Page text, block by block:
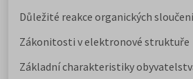
Důležité reakce organických
Zákonitosti v elektronové struktuře
Základní charakteristiky